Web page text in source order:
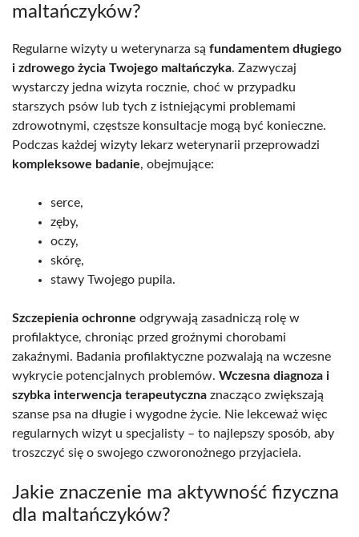
maltańczyków?
Regularne wizyty u weterynarza są fundamentem długiego
i zdrowego życia Twojego maltańczyka. Zazwyczaj
wystarczy jedna wizyta rocznie, choć w przypadku
starszych psów lub tych z istniejącymi problemami
zdrowotnymi, częstsze konsultacje mogą być konieczne.
Podczas każdej wizyty lekarz weterynarii przeprowadzi
kompleksowe badanie, obejmujące:
serce,
zęby,
oczy,
skórę,
stawy Twojego pupila.
Szczepienia ochronne odgrywają zasadniczą rolę w
profilaktyce, chroniąc przed groźnymi chorobami
zakaźnymi. Badania profilaktyczne pozwalają na wczesne
wykrycie potencjalnych problemów. Wczesna diagnoza i
szybka interwencja terapeutyczna znacząco zwiększają
szanse psa na długie i wygodne życie. Nie lekceważ więc
regularnych wizyt u specjalisty – to najlepszy sposób, aby
troszczyć się o swojego czworonożnego przyjaciela.
Jakie znaczenie ma aktywność fizyczna
dla maltańczyków?